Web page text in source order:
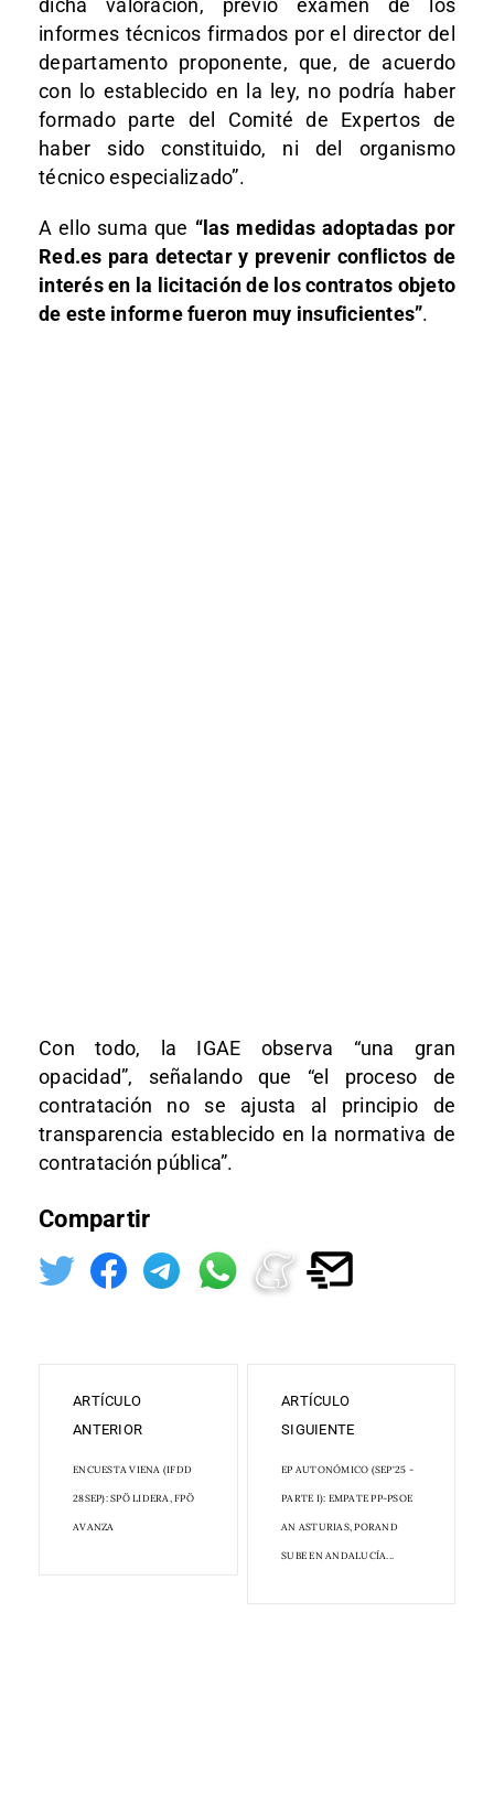
dicha valoración, previo examen de los
informes técnicos firmados por el director del
departamento proponente, que, de acuerdo
con lo establecido en la ley, no podría haber
formado parte del Comité de Expertos de
haber sido constituido, ni del organismo
técnico especializado”.
A ello suma que “las medidas adoptadas por
Red.es para detectar y prevenir conflictos de
interés en la licitación de los contratos objeto
de este informe fueron muy insuficientes”.
Con todo, la IGAE observa “una gran
opacidad”, señalando que “el proceso de
contratación no se ajusta al principio de
transparencia establecido en la normativa de
contratación pública”.
Compartir
ARTÍCULO
ANTERIOR
ENCUESTA VIENA (IFDD
28SEP): SPÖ LIDERA, FPÖ
AVANZA
ARTÍCULO
SIGUIENTE
EP AUTONÓMICO (SEP'25 -
PARTE I): EMPATE PP-PSOE
AN ASTURIAS, PORAND
SUBE EN ANDALUCÍA...